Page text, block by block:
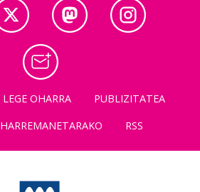
LEGE OHARRA
PUBLIZITATEA
HARREMANETARAKO RSS